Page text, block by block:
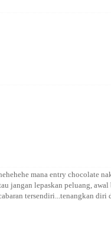
mana entry chocolate
jangan lepaskan peluang,
tersendiri...tenangkan